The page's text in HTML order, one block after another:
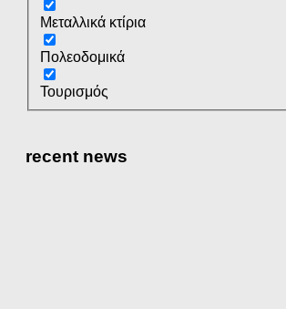
Μεταλλικά κτίρια
Πολεοδομικά
Τουρισμός
recent news